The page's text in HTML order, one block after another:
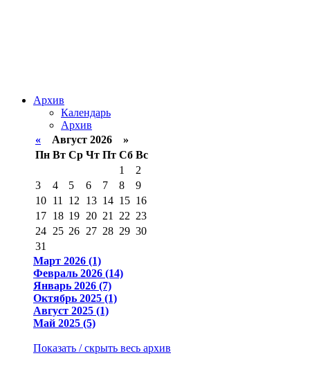
Архив
Календарь
Архив
« Август 2026 »
Пн Вт Ср Чт Пт Сб Вс
1
2
3
4 5 6 7 8
9
10 11 12 13 14 15 16
17 18 19 20 21 22 23
24 25 26 27 28 29 30
31
Март 2026 (1)
Февраль 2026 (14)
Январь 2026 (7)
Октябрь 2025 (1)
Август 2025 (1)
Май 2025 (5)
Показать / скрыть весь архив